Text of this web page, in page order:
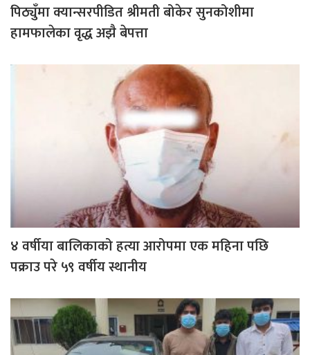
पिठ्युँमा क्यान्सरपीडित श्रीमती बोकेर सुनकोशीमा
हामफालेका वृद्ध अझै बेपत्ता
४ वर्षीया बालिकाको हत्या आरोपमा एक महिना पछि
पक्राउ परे ५९ वर्षीय स्थानीय